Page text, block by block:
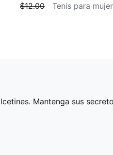
$12.00
Tenis para mujer
Mantenga sus